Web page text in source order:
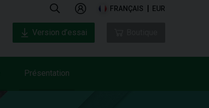
FRANÇAIS EUR
Présentation
Version d’essai